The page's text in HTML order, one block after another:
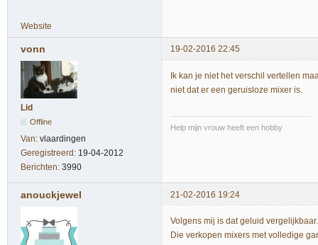
Website
vonn 19-02-2016 22:45
Lid
Offline
Van: vlaardingen
Geregistreerd: 19-04-2012
Berichten: 3990
Ik kan je niet het verschil vertellen
niet dat er een geruisloze mixer is.
Help mijn vrouw heeft een hobby
anouckjewel 21-02-2016 19:24
Volgens mij is dat geluid
Die verkopen mixers met volledige